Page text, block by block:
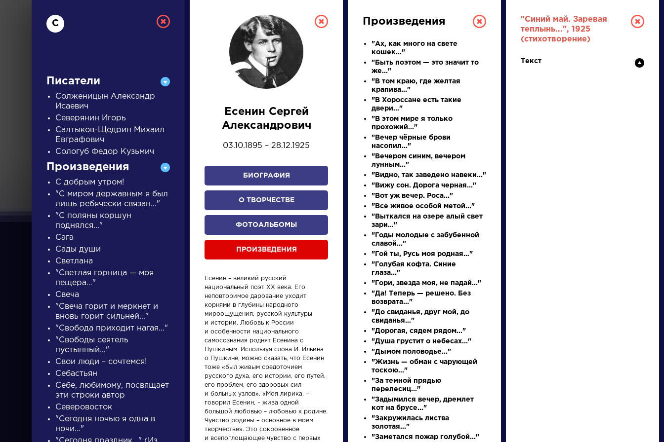
РУССКАЯ ЛИТЕРАТУРА
ДЛЯ ПРЕЗЕНТАЦИЙ, УРОКОВ И ЕГЭ
А Б В Г Д З С Т У Ф Х
писатели произведения персонажи
Словарь
аллегория
Произведения Писатели
Брюсов
Валерий
Писатели
Булгаков
Михаил
С
Писатели
Солженицын Александр
Исаевич
Северянин Игорь
Салтыков-Щедрин Михаил
Евграфович
Сологуб Федор Кузьмич
Произведения
С добрым утром!
"С миром державным я был
лишь ребячески связан..."
"С поляны коршун
поднялся..."
Сага
Сады души
Светлана
"Светлая горница — моя
пещера…"
Свеча
"Свеча горит и меркнет и
вновь горит сильней..."
"Свобода приходит нагая…"
"Свободы сеятель
пустынный…"
Свои люди – сочтемся!
Себастьян
Себе, любимому, посвящает
эти строки автор
Северовосток
"Сегодня ночью я одна в
ночи…"
Есенин Сергей
Александрович
03.10.1895 – 28.12.1925
БИОГРАФИЯ
О ТВОРЧЕСТВЕ
ФОТОАЛЬБОМЫ
ПРОИЗВЕДЕНИЯ
Есенин – великий русский
национальный поэт XX века. Его
неповторимое дарование уходит
корнями в глубины народного
мироощущения, русской культуры
и истории. Любовь к России
и особенности национального
самосознания роднят Есенина с
Пушкиным. Используя слова И. Ильина
о Пушкине, можно сказать, что Есенин
тоже «был живым средоточием
русского духа, его истории, его путей,
его проблем, его здоровых сил
и больных узлов». «Моя лирика, –
говорил Есенин, – жива одной
большой любовью – любовью к родине.
Чувство родины – основное в моем
творчестве». Это сокровенное
и всепоглощающее чувство с первых
Произведения
"Ах, как много на свете
кошек..."
"Быть поэтом — это значит то
же..."
"В том краю, где желтая
крапива..."
"В Хороссане есть такие
двери..."
"В этом мире я только
прохожий..."
"Вечер чёрные брови
насопил..."
"Вечером синим, вечером
лунным..."
"Видно, так заведено навеки..."
"Вижу сон. Дорога черная..."
"Вот уж вечер. Роса..."
"Все живое особой метой..."
"Выткался на озере алый свет
зари…"
"Годы молодые с забубенной
славой..."
"Гой ты, Русь моя родная…"
"Голубая кофта. Синие
глаза..."
"Гори, звезда моя, не падай..."
"Да! Теперь — решено. Без
возврата..."
"До свиданья, друг мой, до
свиданья…"
"Дорогая, сядем рядом..."
"Душа грустит о небесах..."
"Дымом половодье..."
"Жизнь — обман с чарующей
тоскою..."
"За темной прядью
перелесиц..."
"Задымился вечер, дремлет
кот на брусе..."
"Закружилась листва
золотая..."
"Заметался пожар голубой..."
"Синий май. Заревая
теплынь...", 1925
(стихотворение)
Текст